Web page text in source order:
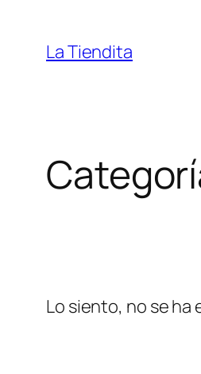
contenido
La Tiendita
Lo siento, no se ha